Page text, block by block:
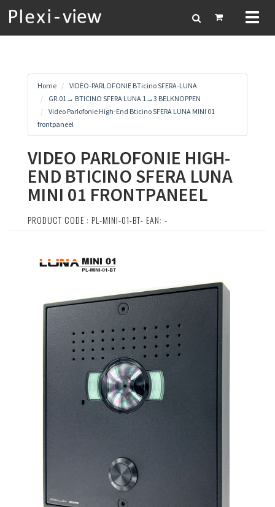
Home
VIDEO-PARLOFONIE BTicino SFERA-LUNA
GR.01→ BTICINO SFERA LUNA 1→3 BELKNOPPEN
Video Parlofonie High-End Bticino SFERA LUNA MINI 01
frontpaneel
VIDEO PARLOFONIE HIGH-
END BTICINO SFERA LUNA
MINI 01 FRONTPANEEL
PRODUCT CODE : PL-MINI-01-BT- EAN: -